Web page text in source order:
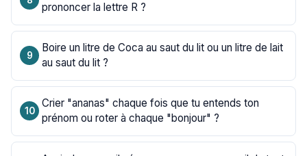
prononcer la lettre R ?
Boire un litre de Coca au saut du lit ou un litre de lait
au saut du lit ?
Crier "ananas" chaque fois que tu entends ton
prénom ou roter à chaque "bonjour" ?